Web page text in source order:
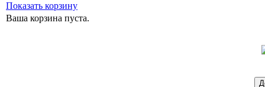
Показать корзину
Ваша корзина пуста.